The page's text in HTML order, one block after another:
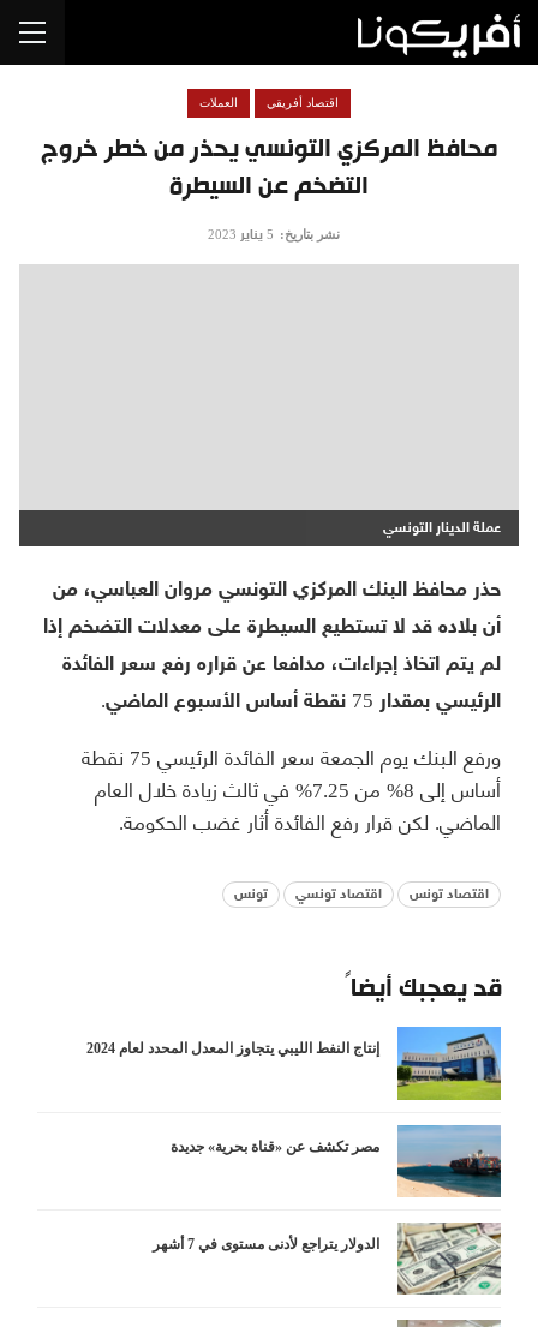
محافظ المركزي التونسي يحذر من خطر خروج
التضخم عن السيطرة
اقتصاد أفريقي العملات
نشر بتاريخ: 5 يناير 2023
عملة الدينار التونسي
حذر محافظ البنك المركزي التونسي مروان العباسي، من
أن بلاده قد لا تستطيع السيطرة على معدلات التضخم إذا
لم يتم اتخاذ إجراءات، مدافعا عن قراره رفع سعر الفائدة
الرئيسي بمقدار 75 نقطة أساس الأسبوع الماضي.
ورفع البنك يوم الجمعة سعر الفائدة الرئيسي 75 نقطة
أساس إلى 8% من 7.25% في ثالث زيادة خلال العام
الماضي. لكن قرار رفع الفائدة أثار غضب الحكومة.
اقتصاد تونس اقتصاد تونسي تونس
قد يعجبك أيضاً
إنتاج النفط الليبي يتجاوز المعدل المحدد لعام 2024
مصر تكشف عن «قناة بحرية» جديدة
الدولار يتراجع لأدنى مستوى في 7 أشهر